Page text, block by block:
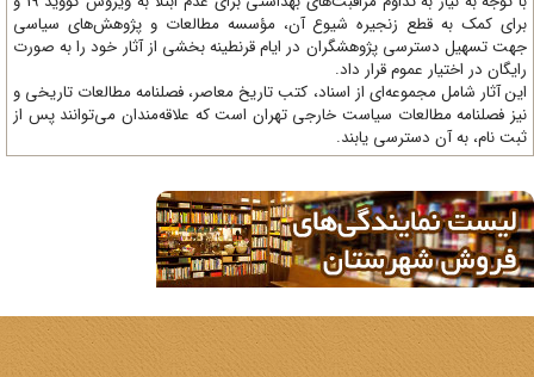
کمک به قطع زنجیره شیوع آن، مؤسسه مطالعات و پژوهش‌های سیاسی
تسهیل دسترسی پژوهشگران در ایام قرنطینه بخشی از آثار خود را به صورت
در اختیار عموم قرار داد.
آثار شامل مجموعه‌ای از اسناد، کتب تاریخ معاصر، فصلنامه‌ مطالعات تاریخی و
فصلنامه مطالعات سیاست خارجی تهران است که علاقه‌مندان می‌توانند پس از
نام، به آن دسترسی یابند.